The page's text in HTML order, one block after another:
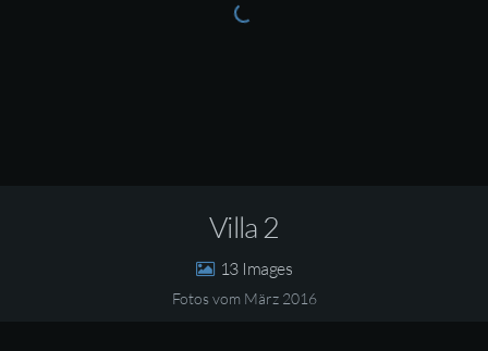
Villa 2
13
Fotos vom März 2016